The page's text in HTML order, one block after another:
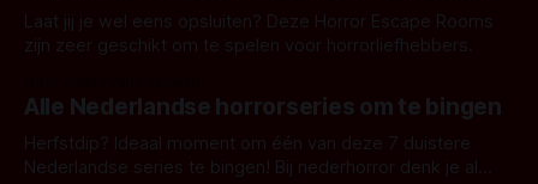
Laat jij je wel eens opsluiten? Deze Horror Escape Rooms
zijn zeer geschikt om te spelen voor horrorliefhebbers.
Alle Nederlandse horrorseries om te bingen
Herfstdip? Ideaal moment om één van deze 7 duistere
Nederlandse series te bingen! Bij nederhorror denk je al